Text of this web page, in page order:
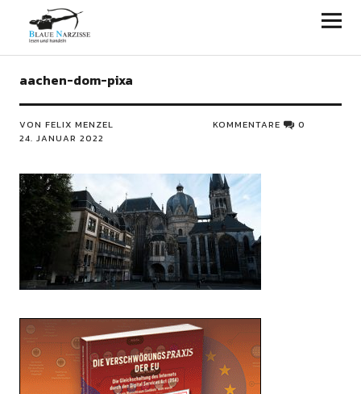
Blaue Narzisse
aachen-dom-pixa
VON FELIX MENZEL
24. JANUAR 2022
KOMMENTARE 0